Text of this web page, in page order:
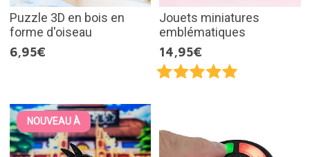
Puzzle 3D en bois en
forme d'oiseau
6,95€
Jouets miniatures
emblématiques
14,95€
NOUVEAU À